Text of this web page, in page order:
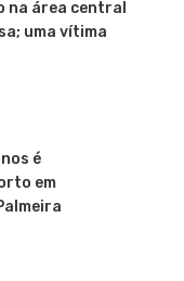
na área central
uma vítima
é
em